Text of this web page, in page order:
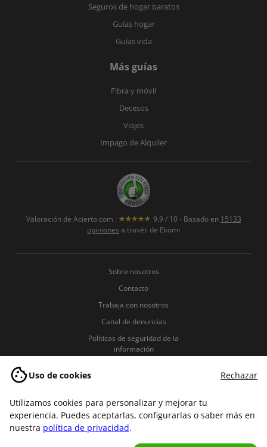
Uso de cookies Rechazar
Utilizamos cookies para personalizar y mejorar tu
experiencia. Puedes aceptarlas, configurarlas o saber más en
nuestra política de privacidad.
Seguros de hogar baratos
Guías hogar
Guías vida
Más guías
Fibra y móvil
Decesos
Viajes
Impago de Alquiler
Valoración de Acierto.com : 9.9 / 10 - Basado en 15133
opiniones a través de Ekomi
Sobre nosotros
Contacto
Trabaja con nosotros
Canal de denuncias
Políticas de seguridad de la
información
Términos y condiciones
Aviso legal